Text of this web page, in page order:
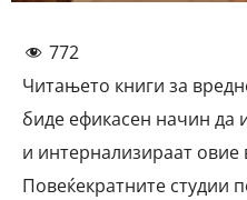
772
Читањето книги за
биде ефикасен начин да
и интернализираат
Повеќекратните студии